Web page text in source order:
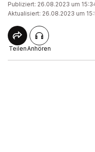
Publiziert: 26.08.2023 um
Aktualisiert: 26.08.2023 um
TeilenAnhören